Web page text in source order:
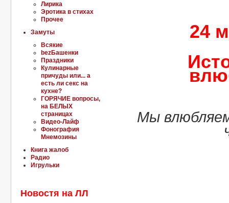
Лирика
Эротика в стихах
Прочее
Замуты
Всякие
bеzБашенки
Праздники
Кулинарные
причуды или... а
есть ли секс на
кухне?
ГОРЯЧИЕ вопросы,
на БЕЛЫХ
страницах
Видео-Лайф
Фонография
Мнемозины
Книга жалоб
Радио
Игрульки
Новостя на ЛЛ
24
Мы